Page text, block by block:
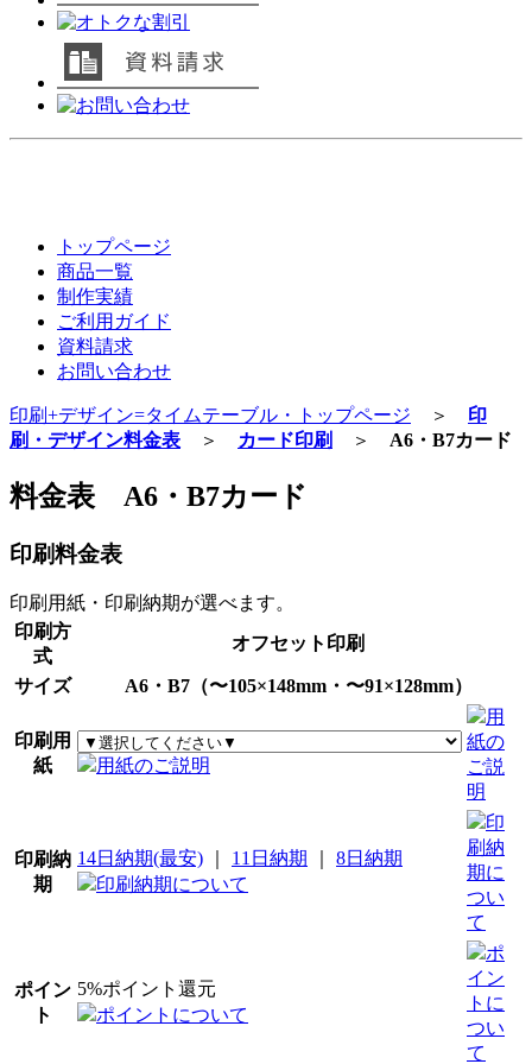
トップページ
商品一覧
制作実績
ご利用ガイド
資料請求
お問い合わせ
印刷+デザイン=タイムテーブル・トップページ ＞ 印
刷・デザイン料金表 ＞ カード印刷 ＞ A6・B7カード
料金表 A6・B7カード
印刷料金表
印刷用紙・印刷納期が選べます。
印刷方
式
オフセット印刷
サイズ A6・B7（〜105×148mm・〜91×128mm）
印刷用
紙
用紙のご説明
用
紙の
ご説
明
印刷納
期
14日納期(最安) 11日納期
8日納期
印刷納期について
印
刷納
期に
つい
て
ポイン
ト
5%ポイント還元
ポイントについて
ポ
イン
トに
つい
て